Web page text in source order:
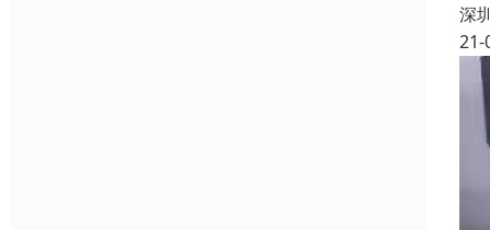
深
21-